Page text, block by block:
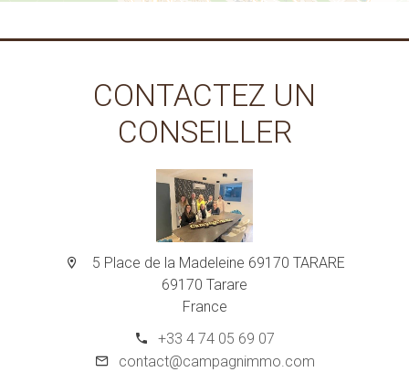
CONTACTEZ UN
CONSEILLER
5 Place de la Madeleine 69170 TARARE
69170 Tarare
France
+33 4 74 05 69 07
contact@campagnimmo.com